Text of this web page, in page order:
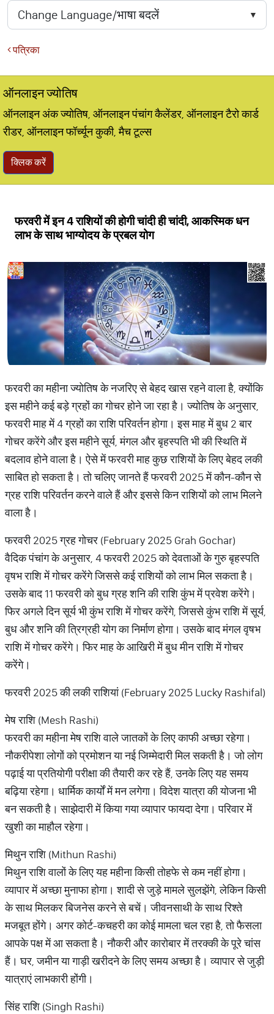
पत्रिका
ऑनलाइन ज्योतिष
ऑनलाइन अंक ज्योतिष, ऑनलाइन पंचांग कैलेंडर, ऑनलाइन टैरो कार्ड
रीडर, ऑनलाइन फॉर्च्यून कुकी, मैच टूल्स
क्लिक करें
फरवरी में इन 4 राशियों की होगी चांदी ही चांदी, आकस्मिक धन
लाभ के साथ भाग्योदय के प्रबल योग
फरवरी का महीना ज्योतिष के नजरिए से बेहद खास रहने वाला है, क्योंकि
इस महीने कई बड़े ग्रहों का गोचर होने जा रहा है। ज्योतिष के अनुसार,
फरवरी माह में 4 ग्रहों का राशि परिवर्तन होगा। इस माह में बुध 2 बार
गोचर करेंगे और इस महीने सूर्य, मंगल और बृहस्पति भी की स्थिति में
बदलाव होने वाला है। ऐसे में फरवरी माह कुछ राशियों के लिए बेहद लकी
साबित हो सकता है। तो चलिए जानते हैं फरवरी 2025 में कौन-कौन से
ग्रह राशि परिवर्तन करने वाले हैं और इससे किन राशियों को लाभ मिलने
वाला है।
फरवरी 2025 ग्रह गोचर (February 2025 Grah Gochar)
वैदिक पंचांग के अनुसार, 4 फरवरी 2025 को देवताओं के गुरु बृहस्‍पति
वृषभ राशि में गोचर करेंगे जिससे कई राशियों को लाभ मिल सकता है।
उसके बाद 11 फरवरी को बुध ग्रह शनि की राशि कुंभ में प्रवेश करेंगे।
फिर अगले दिन सूर्य भी कुंभ राशि में गोचर करेंगे, जिससे कुंभ राशि में सूर्य,
बुध और शनि की त्रिग्रही योग का निर्माण होगा। उसके बाद मंगल वृषभ
राशि में गोचर करेंगे। फिर माह के आखिरी में बुध मीन राशि में गोचर
करेंगे।
फरवरी 2025 की लकी राशियां (February 2025 Lucky Rashifal)
मेष राशि (Mesh Rashi)
फरवरी का महीना मेष राशि वाले जातकों के लिए काफी अच्छा रहेगा।
नौकरीपेशा लोगों को प्रमोशन या नई जिम्मेदारी मिल सकती है। जो लोग
पढ़ाई या प्रतियोगी परीक्षा की तैयारी कर रहे हैं, उनके लिए यह समय
बढ़िया रहेगा। धार्मिक कार्यों में मन लगेगा। विदेश यात्रा की योजना भी
बन सकती है। साझेदारी में किया गया व्यापार फायदा देगा। परिवार में
खुशी का माहौल रहेगा।
मिथुन राशि (Mithun Rashi)
मिथुन राशि वालों के लिए यह महीना किसी तोहफे से कम नहीं होगा।
व्यापार में अच्छा मुनाफा होगा। शादी से जुड़े मामले सुलझेंगे, लेकिन किसी
के साथ मिलकर बिजनेस करने से बचें। जीवनसाथी के साथ रिश्ते
मजबूत होंगे। अगर कोर्ट-कचहरी का कोई मामला चल रहा है, तो फैसला
आपके पक्ष में आ सकता है। नौकरी और कारोबार में तरक्की के पूरे चांस
हैं। घर, जमीन या गाड़ी खरीदने के लिए समय अच्छा है। व्यापार से जुड़ी
यात्राएं लाभकारी होंगी।
सिंह राशि (Singh Rashi)